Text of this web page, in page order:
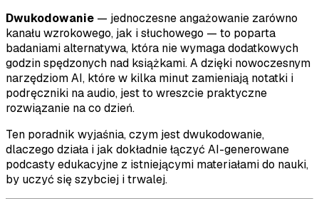
Dwukodowanie — jednoczesne angażowanie zarówno
kanału wzrokowego, jak i słuchowego — to poparta
badaniami alternatywa, która nie wymaga dodatkowych
godzin spędzonych nad książkami. A dzięki nowoczesnym
narzędziom AI, które w kilka minut zamieniają notatki i
podręczniki na audio, jest to wreszcie praktyczne
rozwiązanie na co dzień.
Ten poradnik wyjaśnia, czym jest dwukodowanie,
dlaczego działa i jak dokładnie łączyć AI-generowane
podcasty edukacyjne z istniejącymi materiałami do nauki,
by uczyć się szybciej i trwalej.